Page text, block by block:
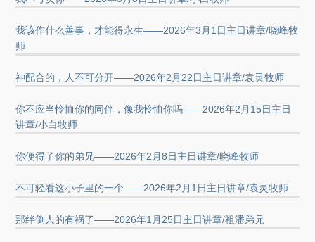
我该作什么善事，才能得永生——2026年3月1日主日讲章/晓峰牧
师
神配合的，人不可分开——2026年2月22日主日讲章/袁灵牧师
你不应当怜恤你的同伴，像我怜恤你吗——2026年2月15日主日
讲章/小白牧师
你便得了你的弟兄——2026年2月8日主日讲章/晓峰牧师
不可轻看这小子里的一个——2026年2月1日主日讲章/袁灵牧师
那绊倒人的有祸了——2026年1月25日主日讲章/祖潘弟兄